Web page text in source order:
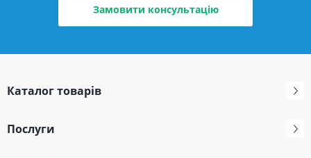
Замовити консультацію
Каталог товарів
Послуги